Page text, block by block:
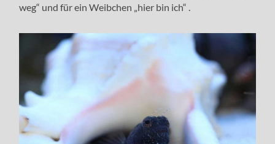
weg“ und für ein Weibchen „hier bin ich“ .